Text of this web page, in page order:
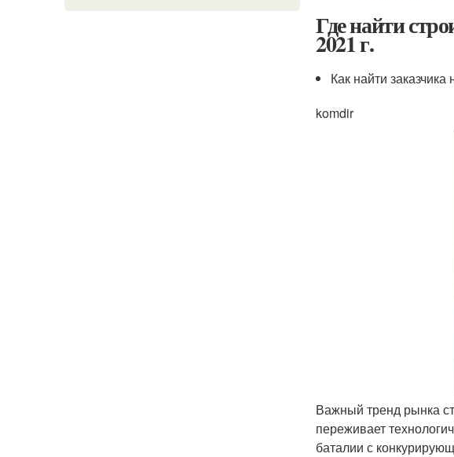
Где найти
2021 г.
Как найти заказчика
komdir
Важный тренд рынка
переживает
баталии с